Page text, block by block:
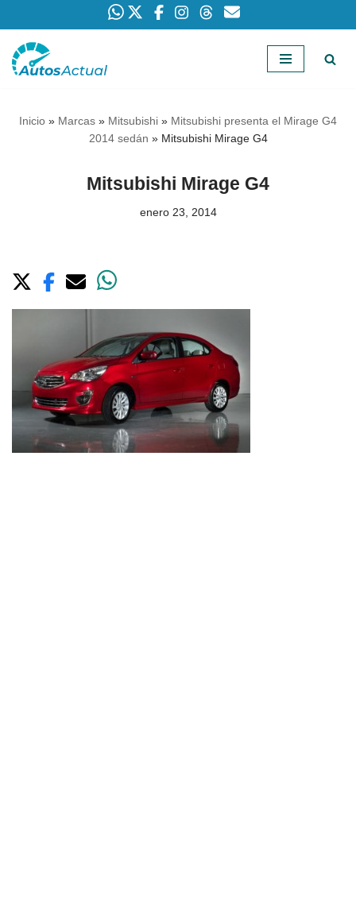
Saltar
Inicio » Marcas » Mitsubishi » Mitsubishi presenta el Mirage G4
2014 sedán » Mitsubishi Mirage G4
Mitsubishi Mirage G4
enero 23, 2014